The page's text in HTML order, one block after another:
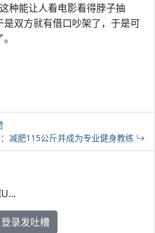
种能让人看电影看得脖子抽
双方就有借口吵架了，于是可
减肥115公斤并成为专业健身教练
登录发吐槽